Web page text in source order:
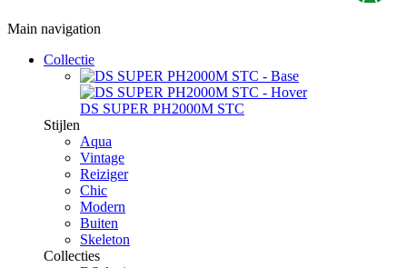
Main navigation
Collectie
DS SUPER PH2000M STC
Stijlen
Aqua
Vintage
Reiziger
Chic
Modern
Buiten
Skeleton
Collecties